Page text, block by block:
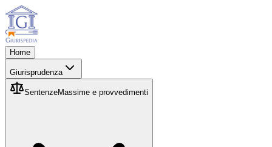
Home
Giurisprudenza
SentenzeMassime e provvedimenti